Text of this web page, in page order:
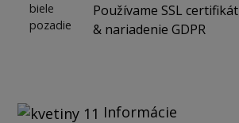
Používame SSL certifikát
& nariadenie GDPR
Informácie